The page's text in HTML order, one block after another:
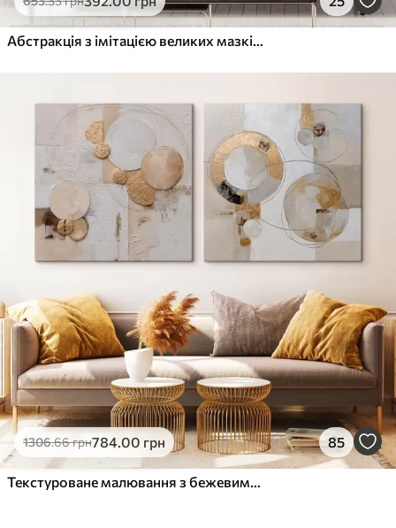
Абстракція з імітацією великих мазків пензля
1306.66грн784.00 грн 85
Текстуроване малювання з бежевими та білими формами